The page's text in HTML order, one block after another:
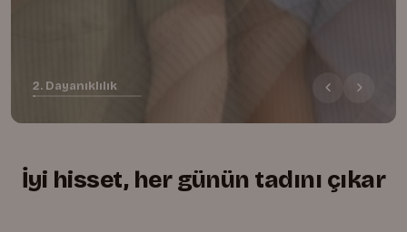
2. Dayanıklılık
İyi hisset, her günün tadını çıkar
+